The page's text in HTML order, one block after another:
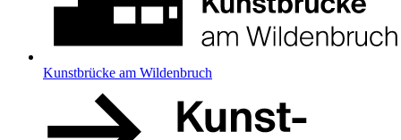
Kunstbrücke am Wildenbruch